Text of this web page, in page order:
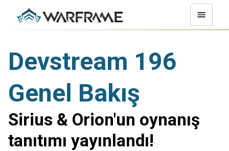
Devstream 196
Genel Bakış
Sirius & Orion'un oynanış
tanıtımı yayınlandı!